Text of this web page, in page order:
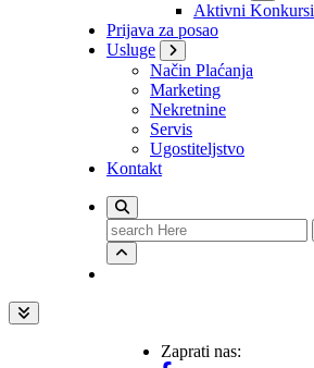
Aktivni Konkursi
Prijava za posao
Usluge
Način Plaćanja
Marketing
Nekretnine
Servis
Ugostiteljstvo
Kontakt
Search
for:
Zaprati nas: